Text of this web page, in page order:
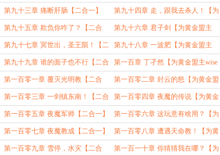
【二合一】 盟主wise海晨加更47、48】
第九十三章 痛断肝肠【二合一】 第九十四章 走，跟我去杀人！【为
黄金盟主wise海晨加更49、50】
第九十五章 欺负你咋了？【二合
一】
第九十六章 君子剑【为黄金盟主
wise海晨加更51、52】
第九十七章 冥世出，圣王陨！【二
合一】
第九十八章 一波肥【为黄金盟主
wise海晨加更53、54】
第九十九章 谁的面子也不行【二合
一】
第一百章 丁孑然【为黄金盟主wise
海晨加更55、56】
第一百零一章 覆灭光明教【二合
一】
第一百零二章 封云的怒【为黄金盟
主wise海晨加更57、58】
第一百零三章 一剑镇东南！【二合
一】
第一百零四章 夜魔的传说【为黄金
盟主wise海晨加更59、60】
第一百零五章 夜魔军师【二合一】 第一百零六章 这玩意有啥用？【为
黄金盟主wise海晨加更61、62】
第一百零七章 夜魔教成【二合一】 第一百零八章 遭遇天命教！【为黄
金盟主wise海晨加更63、64】
第一百零九章 雪停，水灾【二合 第一百一十章 你猜猜我在哪？【为